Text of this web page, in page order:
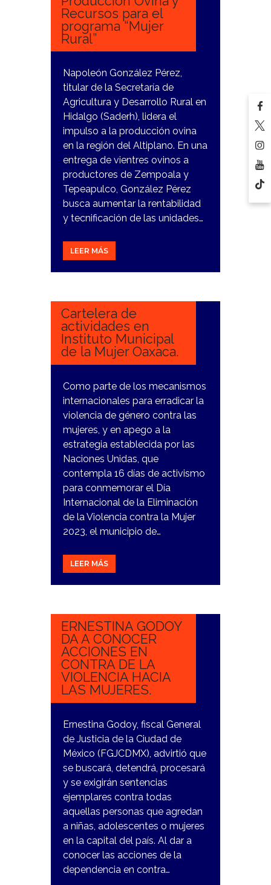
Recursos para el
programa “Mujer
Rural”
Napoleón González Pérez,
titular de la Secretaría de
Agricultura y Desarrollo Rural en
Hidalgo (Saderh), lidera el
impulso a la producción ovina
en la región del Altiplano. En una
entrega de vientres ovinos a
productores de Zempoala y
Tepeapulco, González Pérez
busca aumentar la rentabilidad
y tecnificación de las unidades…
LEER MÁS
17
Cartelera de
actividades en
Instituto Municipal
de la Mujer Oaxaca.
Como parte de los mecanismos
internacionales para erradicar la
violencia de género contra las
mujeres, y en apego a la
estrategia establecida por las
Naciones Unidas, que
contempla 16 días de activismo
para conmemorar el Día
Internacional de la Eliminación
de la Violencia contra la Mujer
2023, el municipio de…
LEER MÁS
6
ERNESTINA GODOY
DA A CONOCER
ACCIONES EN
CONTRA DE LA
VIOLENCIA HACIA
LAS MUJERES.
Ernestina Godoy, fiscal General
de Justicia de la Ciudad de
México (FGJCDMX), advirtió que
se buscará, detendrá, procesará
y se exigirán sentencias
ejemplares contra todas
aquellas personas que agredan
a niñas, adolescentes o mujeres
en la capital del país. Al dar a
conocer las acciones de la
dependencia en contra…